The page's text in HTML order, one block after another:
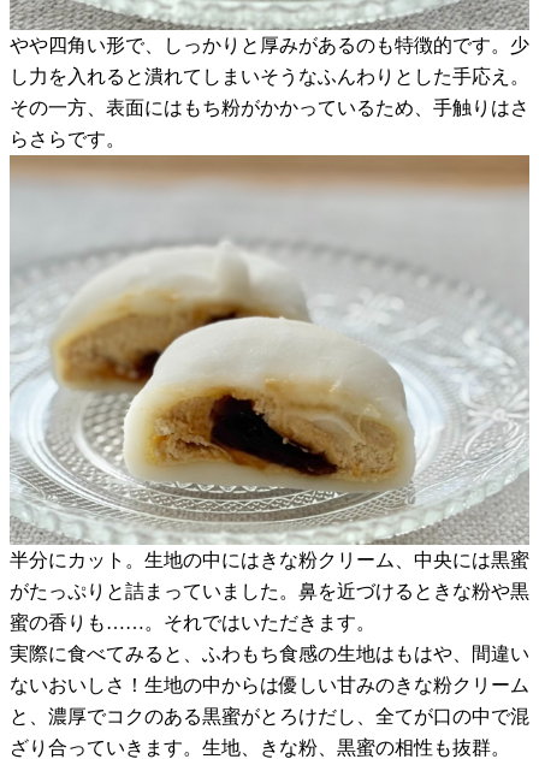
やや四角い形で、しっかりと厚みがあるのも特徴的です。少
し力を入れると潰れてしまいそうなふんわりとした手応え。
その一方、表面にはもち粉がかかっているため、手触りはさ
らさらです。
半分にカット。生地の中にはきな粉クリーム、中央には黒蜜
がたっぷりと詰まっていました。鼻を近づけるときな粉や黒
蜜の香りも……。それではいただきます。
実際に食べてみると、ふわもち食感の生地はもはや、間違い
ないおいしさ！生地の中からは優しい甘みのきな粉クリーム
と、濃厚でコクのある黒蜜がとろけだし、全てが口の中で混
ざり合っていきます。生地、きな粉、黒蜜の相性も抜群。